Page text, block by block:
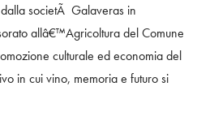
societÃ Galaveras in
allâ€™Agricoltura del Comune
culturale ed economia del
in cui vino, memoria e futuro si